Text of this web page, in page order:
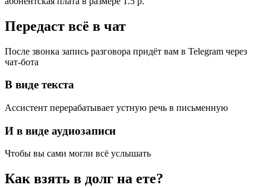
Передаст всё в чат
После звонка запись разговора придёт вам в Telegram через
чат-бота
В виде текста
Ассистент перерабатывает устную речь в письменную
И в виде аудиозаписи
Чтобы вы сами могли всё услышать
Как взять в долг на ете?